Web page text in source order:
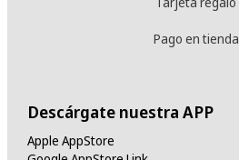
Pago en tienda
Descárgate nuestra APP
Apple AppStore